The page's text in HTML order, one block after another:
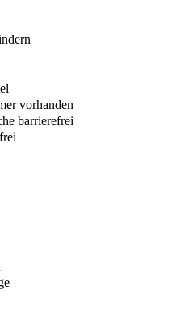
vorhanden
barrierefrei